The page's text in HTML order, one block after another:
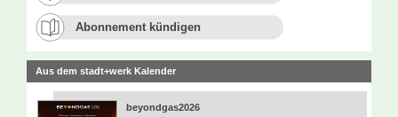
Abonnement kündigen
Aus dem stadt+werk Kalender
beyondgas2026